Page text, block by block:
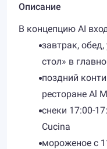
Описание
В концепцию AI
завтрак,
стол» в
поздний
ресторане Al
снеки 17:00-
Cucina
мороженое с